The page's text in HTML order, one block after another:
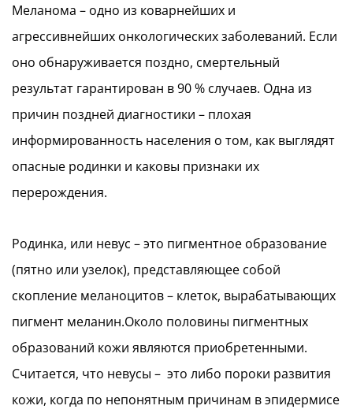
Меланома – одно из коварнейших и
агрессивнейших онкологических заболеваний. Если
оно обнаруживается поздно, смертельный
результат гарантирован в 90 % случаев. Одна из
причин поздней диагностики – плохая
информированность населения о том, как выглядят
опасные родинки и каковы признаки их
перерождения.
Родинка, или невус – это пигментное образование
(пятно или узелок), представляющее собой
скопление меланоцитов – клеток, вырабатывающих
пигмент меланин.Около половины пигментных
образований кожи являются приобретенными.
Считается, что невусы – это либо пороки развития
кожи, когда по непонятным причинам в эпидермисе